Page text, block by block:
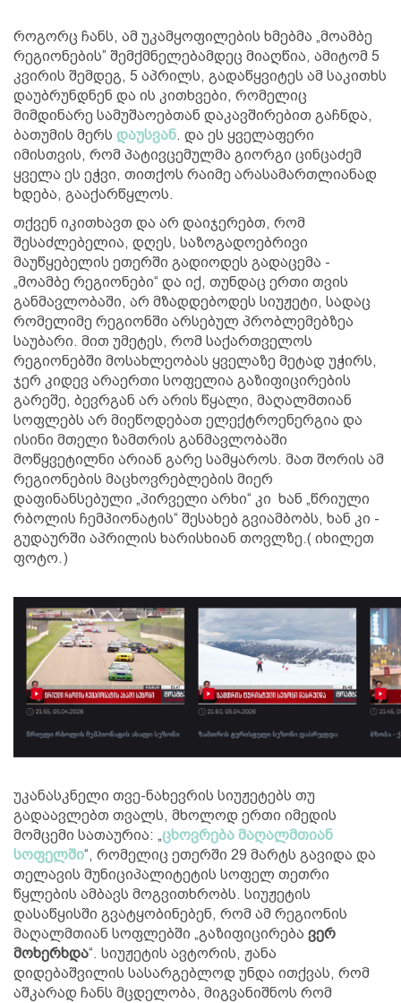
როგორც ჩანს, ამ უკამყოფილების ხმებმა „მოამბე
რეგიონების” შემქმნელებამდეც მიაღწია, ამიტომ 5
კვირის შემდეგ, 5 აპრილს, გადაწყვიტეს ამ საკითხს
დაუბრუნდნენ და ის კითხვები, რომელიც
მიმდინარე სამუშაოებთან დაკავშირებით გაჩნდა,
ბათუმის მერს დაუსვან. და ეს ყველაფერი
იმისთვის, რომ პატივცემულმა გიორგი ცინცაძემ
ყველა ეს ეჭვი, თითქოს რაიმე არასამართლიანად
ხდება, გააქარწყლოს.
თქვენ იკითხავთ და არ დაიჯერებთ, რომ
შესაძლებელია, დღეს, საზოგადოებრივი
მაუწყებელის ეთერში გადიოდეს გადაცემა -
„მოამბე რეგიონები“ და იქ, თუნდაც ერთი თვის
განმავლობაში, არ მზადდებოდეს სიუჟეტი, სადაც
რომელიმე რეგიონში არსებულ პრობლემებზეა
საუბარი. მით უმეტეს, რომ საქართველოს
რეგიონებში მოსახლეობას ყველაზე მეტად უჭირს,
ჯერ კიდევ არაერთი სოფელია გაზიფიცირების
გარეშე, ბევრგან არ არის წყალი, მაღალმთიან
სოფლებს არ მიეწოდებათ ელექტროენერგია და
ისინი მთელი ზამთრის განმავლობაში
მოწყვეტილნი არიან გარე სამყაროს. მათ შორის ამ
რეგიონების მაცხოვრებლების მიერ
დაფინანსებული „პირველი არხი“ კი ხან „წრიული
რბოლის ჩემპიონატის“ შესახებ გვიამბობს, ხან კი -
გუდაურში აპრილის ხარისხიან თოვლზე.( იხილეთ
ფოტო.)
უკანასკნელი თვე-ნახევრის სიუჟეტებს თუ
გადაავლებთ თვალს, მხოლოდ ერთი იმედის
მომცემი სათაურია: „ცხოვრება მაღალმთიან
სოფელში“, რომელიც ეთერში 29 მარტს გავიდა და
თელავის მუნიციპალიტეტის სოფელ თეთრი
წყლების ამბავს მოგვითხრობს. სიუჟეტის
დასაწყისში გვატყობინებენ, რომ ამ რეგიონის
მაღალმთიან სოფლებში „გაზიფიცირება ვერ
მოხერხდა“. სიუჟეტის ავტორის, ჟანა
დიდებაშვილის სასარგებლოდ უნდა ითქვას, რომ
აშკარად ჩანს მცდელობა, მიგვანიშნოს რომ